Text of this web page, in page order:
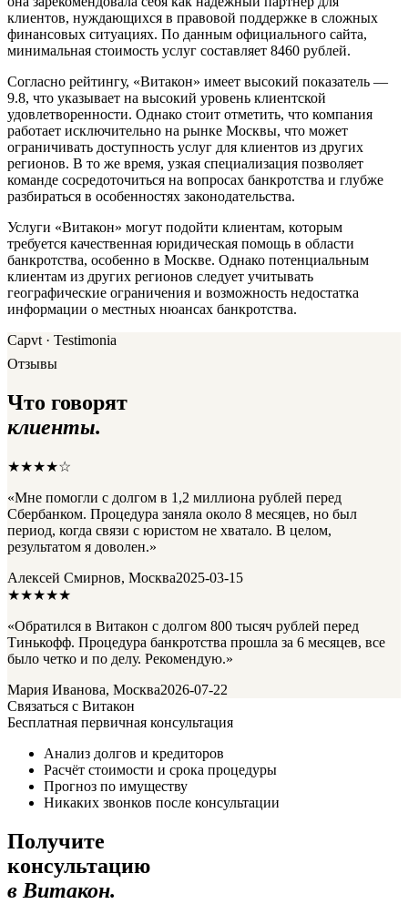
клиентов, нуждающихся в правовой поддержке в сложных
финансовых ситуациях. По данным официального сайта,
минимальная стоимость услуг составляет 8460 рублей.
Согласно рейтингу, «Витакон» имеет высокий показатель —
9.8, что указывает на высокий уровень клиентской
удовлетворенности. Однако стоит отметить, что компания
работает исключительно на рынке Москвы, что может
ограничивать доступность услуг для клиентов из других
регионов. В то же время, узкая специализация позволяет
команде сосредоточиться на вопросах банкротства и глубже
разбираться в особенностях законодательства.
Услуги «Витакон» могут подойти клиентам, которым
требуется качественная юридическая помощь в области
банкротства, особенно в Москве. Однако потенциальным
клиентам из других регионов следует учитывать
географические ограничения и возможность недостатка
информации о местных нюансах банкротства.
Capvt · Testimonia
Отзывы
Что говорят
клиенты.
★★★★☆
«Мне помогли с долгом в 1,2 миллиона рублей перед
Сбербанком. Процедура заняла около 8 месяцев, но был
период, когда связи с юристом не хватало. В целом,
результатом я доволен.»
Алексей Смирнов, Москва2025-03-15
★★★★★
«Обратился в Витакон с долгом 800 тысяч рублей перед
Тинькофф. Процедура банкротства прошла за 6 месяцев, все
было четко и по делу. Рекомендую.»
Мария Иванова, Москва2026-07-22
Связаться с Витакон
Бесплатная первичная консультация
Анализ долгов и кредиторов
Расчёт стоимости и срока процедуры
Прогноз по имуществу
Никаких звонков после консультации
Получите
консультацию
в Витакон.